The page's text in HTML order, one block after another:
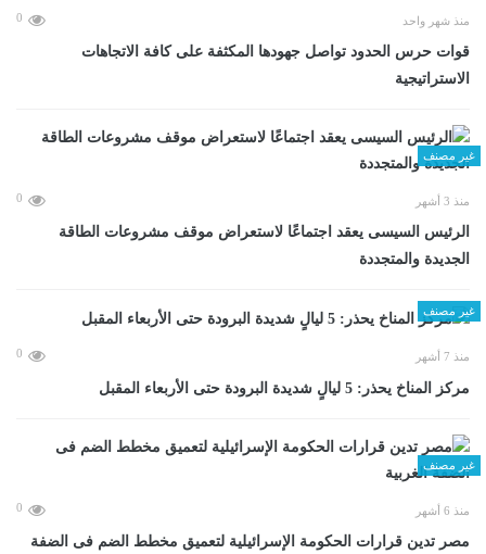
منذ شهر واحد 0
قوات حرس الحدود تواصل جهودها المكثفة على كافة الاتجاهات
الاستراتيجية
غير مصنف
منذ 3 أشهر 0
الرئيس السيسى يعقد اجتماعًا لاستعراض موقف مشروعات الطاقة
الجديدة والمتجددة
غير مصنف
منذ 7 أشهر 0
مركز المناخ يحذر: 5 ليالٍ شديدة البرودة حتى الأربعاء المقبل
غير مصنف
منذ 6 أشهر 0
مصر تدين قرارات الحكومة الإسرائيلية لتعميق مخطط الضم فى الضفة